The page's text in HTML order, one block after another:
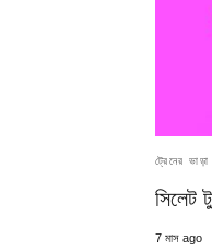
ট্রেনের ভাড়া
সিলেট
7 মাস ago